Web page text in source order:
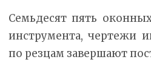
Семьдесят пять
инструмента, чертежи
по резцам завершают